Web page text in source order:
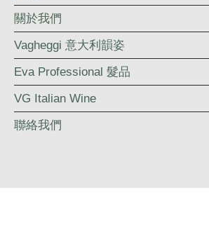
關於我們
Vagheggi 意大利韻姿
Eva Professional 髮品
VG Italian Wine
聯絡我們